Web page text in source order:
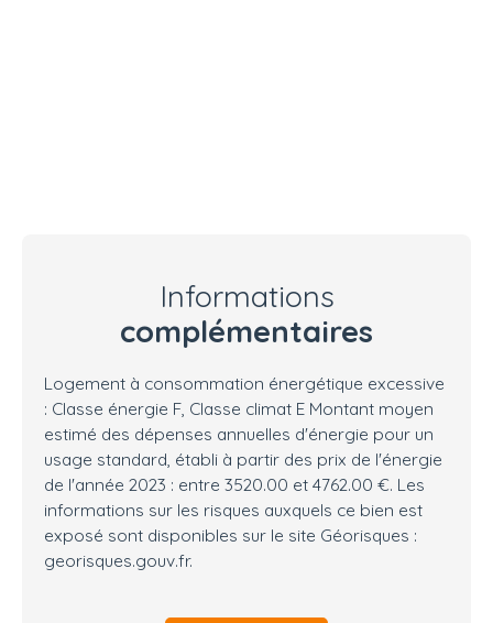
Informations
complémentaires
Logement à consommation énergétique excessive
: Classe énergie F, Classe climat E Montant moyen
estimé des dépenses annuelles d'énergie pour un
usage standard, établi à partir des prix de l'énergie
de l'année 2023 : entre 3520.00 et 4762.00 €. Les
informations sur les risques auxquels ce bien est
exposé sont disponibles sur le site Géorisques :
georisques.gouv.fr.